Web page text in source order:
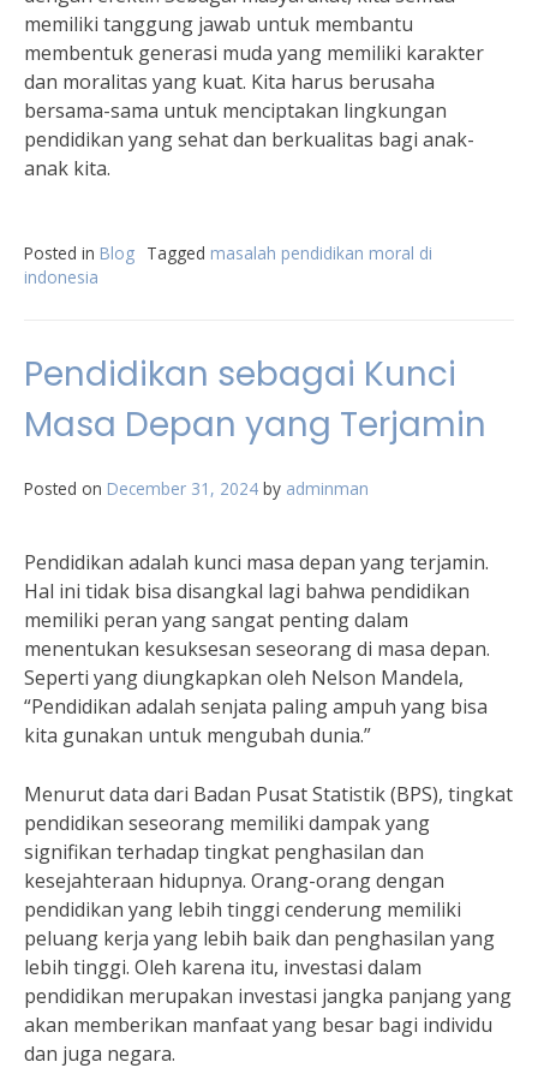
memiliki tanggung jawab untuk membantu
membentuk generasi muda yang memiliki karakter
dan moralitas yang kuat. Kita harus berusaha
bersama-sama untuk menciptakan lingkungan
pendidikan yang sehat dan berkualitas bagi anak-
anak kita.
Posted in Blog Tagged masalah pendidikan moral di
indonesia
Pendidikan sebagai Kunci
Masa Depan yang Terjamin
Posted on December 31, 2024 by adminman
Pendidikan adalah kunci masa depan yang terjamin.
Hal ini tidak bisa disangkal lagi bahwa pendidikan
memiliki peran yang sangat penting dalam
menentukan kesuksesan seseorang di masa depan.
Seperti yang diungkapkan oleh Nelson Mandela,
“Pendidikan adalah senjata paling ampuh yang bisa
kita gunakan untuk mengubah dunia.”
Menurut data dari Badan Pusat Statistik (BPS), tingkat
pendidikan seseorang memiliki dampak yang
signifikan terhadap tingkat penghasilan dan
kesejahteraan hidupnya. Orang-orang dengan
pendidikan yang lebih tinggi cenderung memiliki
peluang kerja yang lebih baik dan penghasilan yang
lebih tinggi. Oleh karena itu, investasi dalam
pendidikan merupakan investasi jangka panjang yang
akan memberikan manfaat yang besar bagi individu
dan juga negara.